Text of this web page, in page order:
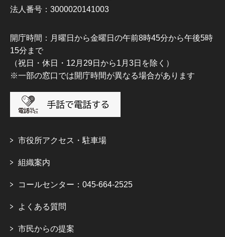
法人番号：3000020141003
開庁時間：月曜日から金曜日の午前8時45分から午後5時
15分まで
（祝日・休日・12月29日から1月3日を除く）
※一部の窓口では開庁時間が異なる場合があります
市役所アクセス・駐車場
組織案内
コールセンター：045-664-2525
よくある質問
市民からの提案